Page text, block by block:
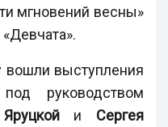
мгновений весны»
вошли выступления
руководством
и Сергея